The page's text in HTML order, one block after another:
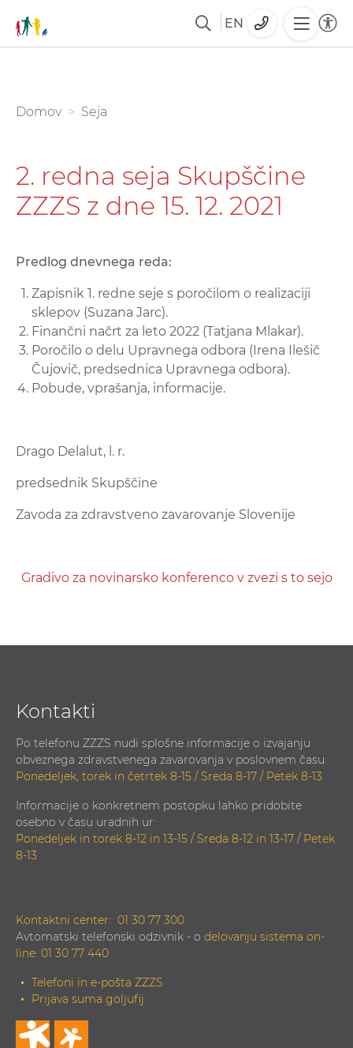
glavno
EN
You are here:
Domov Seja
2. redna seja Skupščine
ZZZS z dne 15. 12. 2021
Predlog dnevnega reda:
Zapisnik 1. redne seje s poročilom o realizaciji
sklepov (Suzana Jarc).
Finančni načrt za leto 2022 (Tatjana Mlakar).
Poročilo o delu Upravnega odbora (Irena Ilešič
Čujovič, predsednica Upravnega odbora).
Pobude, vprašanja, informacije.
Drago Delalut, l. r.
predsednik Skupščine
Zavoda za zdravstveno zavarovanje Slovenije
Gradivo za novinarsko konferenco v zvezi s to sejo
Kontakti
Po telefonu ZZZS nudi splošne informacije o izvajanju
obveznega zdravstvenega zavarovanja v poslovnem času:
Ponedeljek, torek in četrtek 8-15 / Sreda 8-17 / Petek 8-13
Informacije o konkretnem postopku lahko pridobite
osebno v času uradnih ur:
Ponedeljek in torek 8-12 in 13-15 / Sreda 8-12 in 13-17 / Petek
8-13
Kontaktni center: 01 30 77 300
Avtomatski telefonski odzivnik - o delovanju sistema on-
line: 01 30 77 440
Telefoni in e-pošta ZZZS
Prijava suma goljufij